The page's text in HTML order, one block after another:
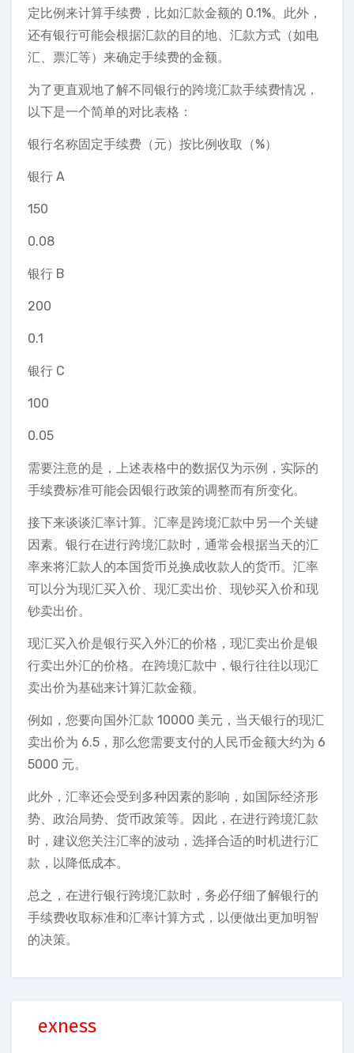
定比例来计算手续费，比如汇款金额的 0.1%。此外，
还有银行可能会根据汇款的目的地、汇款方式（如电
汇、票汇等）来确定手续费的金额。
为了更直观地了解不同银行的跨境汇款手续费情况，
以下是一个简单的对比表格：
银行名称固定手续费（元）按比例收取（%）
银行 A
150
0.08
银行 B
200
0.1
银行 C
100
0.05
需要注意的是，上述表格中的数据仅为示例，实际的
手续费标准可能会因银行政策的调整而有所变化。
接下来谈谈汇率计算。汇率是跨境汇款中另一个关键
因素。银行在进行跨境汇款时，通常会根据当天的汇
率来将汇款人的本国货币兑换成收款人的货币。汇率
可以分为现汇买入价、现汇卖出价、现钞买入价和现
钞卖出价。
现汇买入价是银行买入外汇的价格，现汇卖出价是银
行卖出外汇的价格。在跨境汇款中，银行往往以现汇
卖出价为基础来计算汇款金额。
例如，您要向国外汇款 10000 美元，当天银行的现汇
卖出价为 6.5，那么您需要支付的人民币金额大约为 6
5000 元。
此外，汇率还会受到多种因素的影响，如国际经济形
势、政治局势、货币政策等。因此，在进行跨境汇款
时，建议您关注汇率的波动，选择合适的时机进行汇
款，以降低成本。
总之，在进行银行跨境汇款时，务必仔细了解银行的
手续费收取标准和汇率计算方式，以便做出更加明智
的决策。
exness